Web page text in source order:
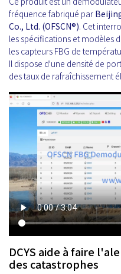
fréquence fabriqué par
Co., Ltd. (OFSCN®). Cet
les spécifications et modèles
les capteurs FBG de
Il dispose d'une densité de
des taux de rafraîchissement
DCYS aide à faire
des catastrophes